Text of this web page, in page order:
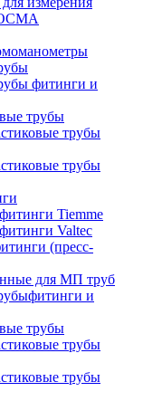
фитинги и
трубы
трубы
трубы
Tiemme
Valtec
(пресс-
для МП труб
и
трубы
трубы
трубы